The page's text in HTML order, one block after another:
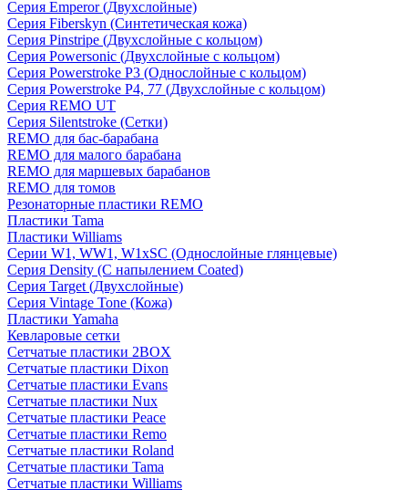
Серия Emperor (Двухслойные)
Серия Fiberskyn (Синтетическая кожа)
Серия Pinstripe (Двухслойные с кольцом)
Серия Powersonic (Двухслойные с кольцом)
Серия Powerstroke P3 (Однослойные с кольцом)
Серия Powerstroke P4, 77 (Двухслойные с кольцом)
Серия REMO UT
Серия Silentstroke (Сетки)
REMO для бас-барабана
REMO для малого барабана
REMO для маршевых барабанов
REMO для томов
Резонаторные пластики REMO
Пластики Tama
Пластики Williams
Серии W1, WW1, W1xSC (Однослойные глянцевые)
Серия Density (C напылением Coated)
Серия Target (Двухслойные)
Серия Vintage Tone (Кожа)
Пластики Yamaha
Кевларовые сетки
Сетчатые пластики 2BOX
Сетчатые пластики Dixon
Сетчатые пластики Evans
Сетчатые пластики Nux
Сетчатые пластики Peace
Сетчатые пластики Remo
Сетчатые пластики Roland
Сетчатые пластики Tama
Сетчатые пластики Williams